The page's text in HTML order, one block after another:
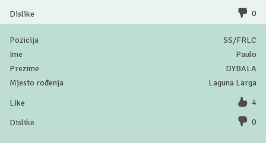
0
SS/FRLC
Paulo
DYBALA
Laguna Larga
4
0